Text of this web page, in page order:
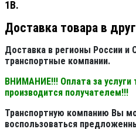
1В.
Доставка товара в
Доставка в регионы России и
транспортные компании.
ВНИМАНИЕ!!! Оплата за услуги
производится получателем!!!
Транспортную компанию Вы
воспользоваться